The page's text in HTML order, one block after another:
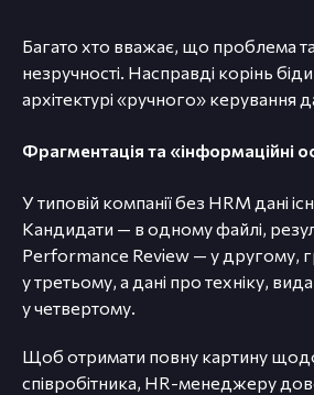
Багато хто вважає, що проблема
незручності. Насправді корінь
архітектурі «ручного» керування
Фрагментація та «інформаційні
У типовій компанії без HRM дані
Кандидати — в одному файлі,
Performance Review — у другому,
у третьому, а дані про техніку,
у четвертому.
Щоб отримати повну картину
співробітника, HR-менеджеру